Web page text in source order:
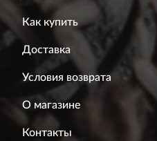
Как купить
Доставка
Условия возврата
О магазине
Контакты